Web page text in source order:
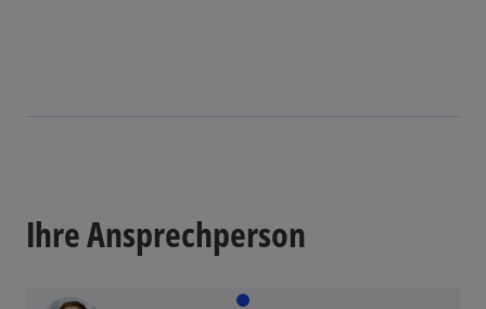
Ihre Ansprechperson